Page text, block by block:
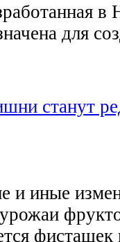
для
станут
и иные